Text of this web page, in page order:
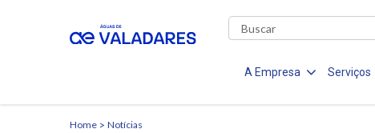
A Empresa Serviços
Home Notícias